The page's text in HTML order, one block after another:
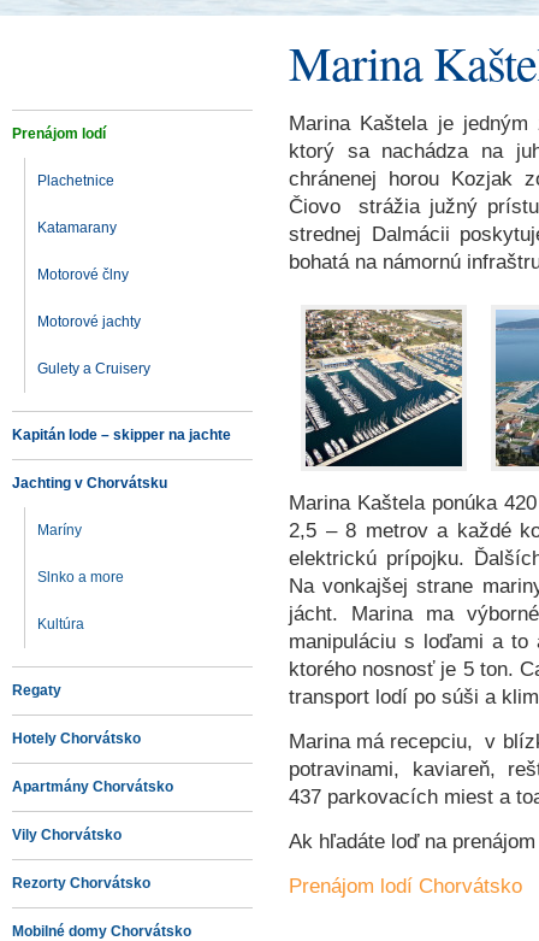
Marina
Prenájom lodí
Plachetnice
Katamarany
Motorové člny
Motorové jachty
Gulety a Cruisery
Kapitán lode – skipper na jachte
Jachting v Chorvátsku
Maríny
Slnko a more
Kultúra
Regaty
Hotely Chorvátsko
Apartmány Chorvátsko
Vily Chorvátsko
Rezorty Chorvátsko
Mobilné domy Chorvátsko
Marina Kaštela je
ktorý sa nachádza na
chránenej horou Kozjak
Čiovo strážia južný
strednej Dalmácii
bohatá na námornú
Marina Kaštela ponúka
2,5 – 8 metrov a každé
elektrickú prípojku.
Na vonkajšej strane
jácht. Marina ma
manipuláciu s loďami a
ktorého nosnosť je 5 ton.
transport lodí po súši a
Marina má recepciu, v
potravinami, kaviareň,
437 parkovacích miest a
Ak hľadáte loď na
Prenájom lodí Chorvátsko